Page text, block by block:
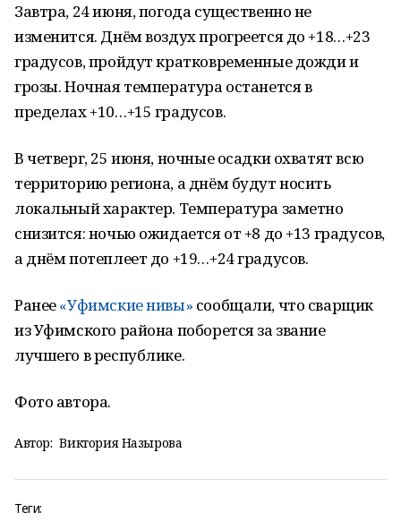
Завтра, 24 июня, погода существенно не
изменится. Днём воздух прогреется до +18…+23
градусов, пройдут кратковременные дожди и
грозы. Ночная температура останется в
пределах +10…+15 градусов.
В четверг, 25 июня, ночные осадки охватят всю
территорию региона, а днём будут носить
локальный характер. Температура заметно
снизится: ночью ожидается от +8 до +13 градусов,
а днём потеплеет до +19…+24 градусов.
Ранее«Уфимские нивы» сообщали, что сварщик
из Уфимского района поборется за звание
лучшего в республике.
Фото автора.
Автор: Виктория Назырова
Теги: